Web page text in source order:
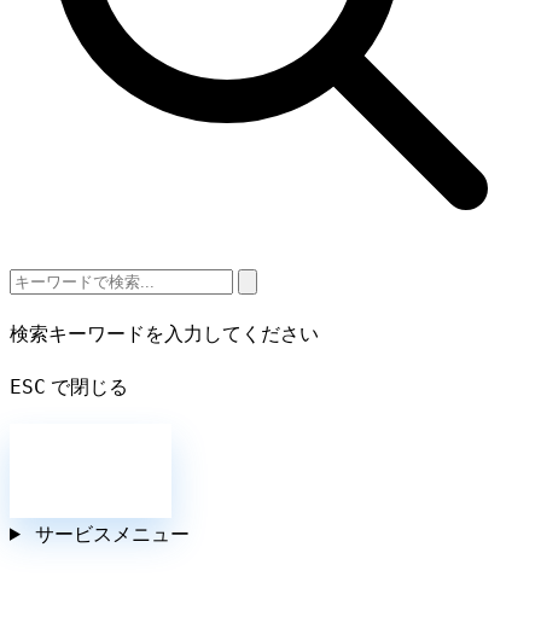
検索キーワードを入力してください
ESC で閉じる
サービスメニュー